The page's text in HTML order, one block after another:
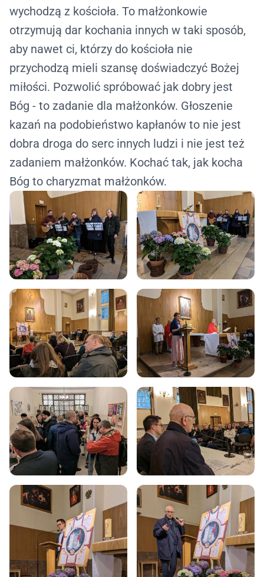
wychodzą z kościoła. To małżonkowie
otrzymują dar kochania innych w taki sposób,
aby nawet ci, którzy do kościoła nie
przychodzą mieli szansę doświadczyć Bożej
miłości. Pozwolić spróbować jak dobry jest
Bóg - to zadanie dla małżonków. Głoszenie
kazań na podobieństwo kapłanów to nie jest
dobra droga do serc innych ludzi i nie jest też
zadaniem małżonków. Kochać tak, jak kocha
Bóg to charyzmat małżonków.